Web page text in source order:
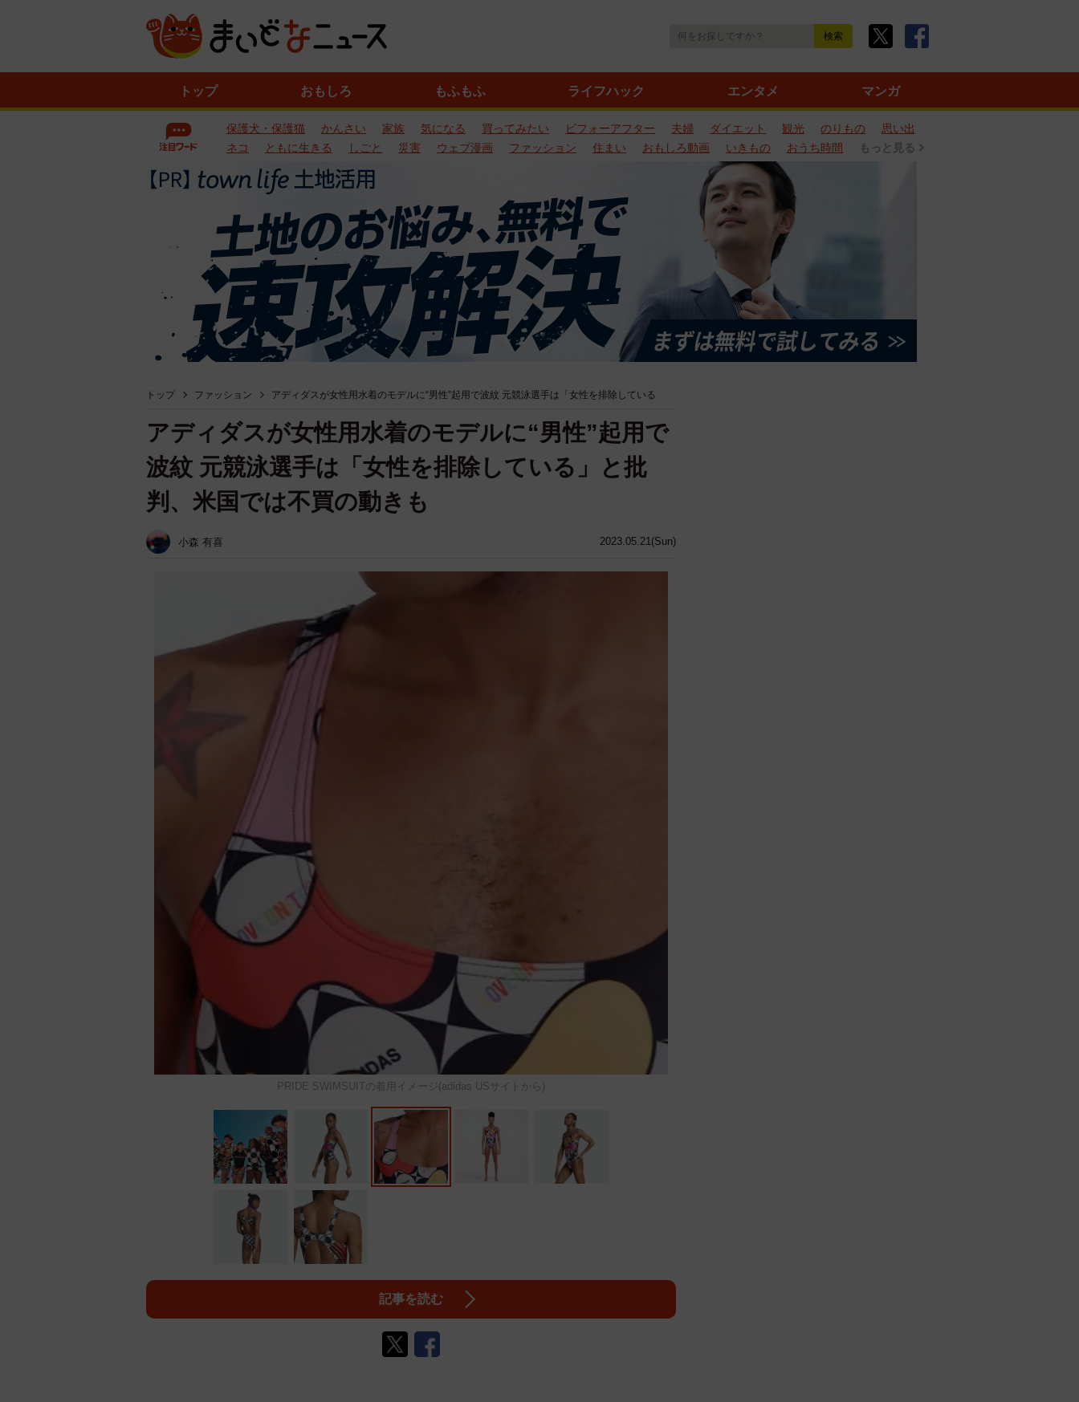
トップ おもしろ もふもふ ライフハック エンタメ マンガ
保護犬・保護猫 かんさい 家族 気になる 買ってみたい ビフォーアフター 夫婦 ダイエット 観光 のりもの
思い出
ネコ
ともに生きる しごと 災害 ウェブ漫画 ファッション 住まい おもしろ動画 いきもの おうち時間 もっと見る
トップ ファッション アディダスが女性用水着のモデルに“男性”起用で波紋 元競泳選手は「女性を排除している
2023.05.21(Sun)
アディダスが女性用水着のモデルに“男性”起用で
波紋 元競泳選手は「女性を排除している」と批
判、米国では不買の動きも
小森 有喜
PRIDE SWIMSUITの着用イメージ(adidas USサイトから)
記事を読む